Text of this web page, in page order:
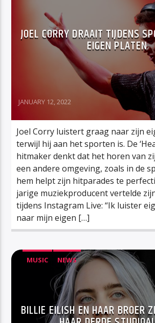
JOEL CORRY DRAAIT TIJDENS
EIGEN PLATEN
JANUARY 12, 2022
Joel Corry luistert graag naar zijn
terwijl hij aan het sporten is. De
hitmaker denkt dat het horen van
een andere omgeving, zoals in de
hem helpt zijn hitparades te
jarige muziekproducent vertelde
tijdens Instagram Live: “Ik luister
naar mijn eigen […]
MUSIC NEWS
BILLIE EILISH EN HAAR BROER